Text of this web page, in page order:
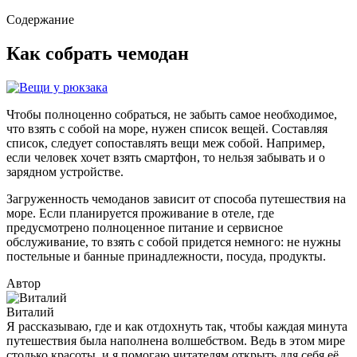
Содержание
Как собрать чемодан
Чтобы полноценно собраться, не забыть самое необходимое,
что взять с собой на море, нужен список вещей. Составляя
список, следует сопоставлять вещи меж собой. Например,
если человек хочет взять смартфон, то нельзя забывать и о
зарядном устройстве.
Загруженность чемоданов зависит от способа путешествия на
море. Если планируется проживание в отеле, где
предусмотрено полноценное питание и сервисное
обслуживание, то взять с собой придется немного: не нужны
постельные и банные принадлежности, посуда, продукты.
Автор
Виталий
Я рассказываю, где и как отдохнуть так, чтобы каждая минута
путешествия была наполнена волшебством. Ведь в этом мире